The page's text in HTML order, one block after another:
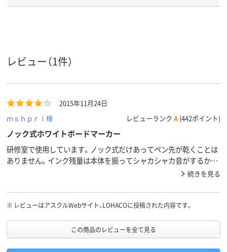
ペン先形
状
丸芯
インク種
アルコール系油性顔
アルコール系インク
油性アルコー
填方法
質量 25g
アスクル
商品環境
25 70 90
レビュー（1件）
2015年11月24日
ｍｓｈｐｒｉ様
レビューランク A (442ポイント)
ノック式ホワイトボードマーカー
研修室で使用しています。ノック式だけあってペン先が乾くことは
ありません。インク残量は本体を振ってシャカシャカ音がするかで
確認しています。筆圧の強い人が使うとペン先が潰れてしまいます
いです。
続きを見る
※ レビューはアスクルWebサイト、LOHACOに投稿された内容です。
この商品のレビューを全て見る